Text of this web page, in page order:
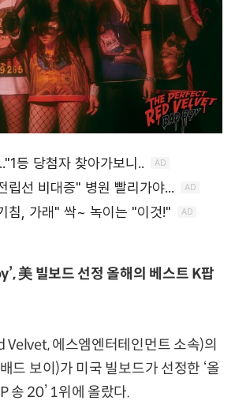
美 빌보드 선정 올해의 베스트 K팝
Velvet, 에스엠엔터테인먼트 소속)의
드 보이)가 미국 빌보드가 선정한 ‘올
송 20’ 1위에 올랐다.